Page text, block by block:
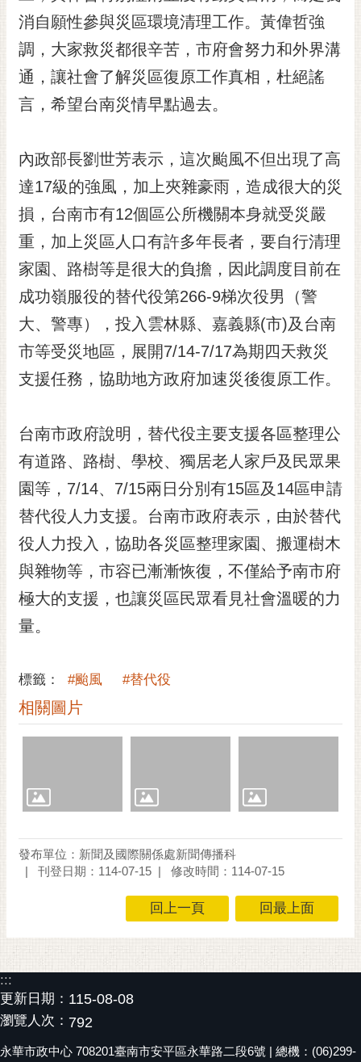
訂
閱
電
子
報
民
信
箱
English
日
本
隱
私
權
及
政
策
網
資
料
開
放
宣
告
交
通
位
置
消自願性參與災區環境清理工作。黃偉哲強
調，大家救災都很辛苦，市府會努力和外界溝
通，讓社會了解災區復原工作真相，杜絕謠
言，希望台南災情早點過去。
內政部長劉世芳表示，這次颱風不但出現了高
達17級的強風，加上夾雜豪雨，造成很大的災
損，台南市有12個區公所機關本身就受災嚴
重，加上災區人口有許多年長者，要自行清理
家園、路樹等是很大的負擔，因此調度目前在
成功嶺服役的替代役第266-9梯次役男（警
大、警專），投入雲林縣、嘉義縣(市)及台南
市等受災地區，展開7/14-7/17為期四天救災
支援任務，協助地方政府加速災後復原工作。
台南市政府說明，替代役主要支援各區整理公
有道路、路樹、學校、獨居老人家戶及民眾果
園等，7/14、7/15兩日分別有15區及14區申請
替代役人力支援。台南市政府表示，由於替代
役人力投入，協助各災區整理家園、搬運樹木
與雜物等，市容已漸漸恢復，不僅給予南市府
極大的支援，也讓災區民眾看見社會溫暖的力
量。
標籤： #颱風 #替代役
相關圖片
發布單位：新聞及國際關係處新聞傳播科
刊登日期：114-07-15
修改時間：114-07-15
回上一頁 回最上面
:::
更新日期： 115-08-08
瀏覽人次： 792
永華市政中心 708201臺南市安平區永華路二段6號 | 總機：(06)299-